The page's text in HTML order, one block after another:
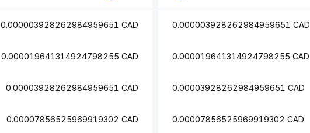
0.000003928262984959651 CAD
0.000019641314924798255 CAD
0.00003928262984959651 CAD
0.00007856525969919302 CAD
0.000003928262984959651 CAD
0.000019641314924798255 CAD
0.00003928262984959651 CAD
0.00007856525969919302 CAD